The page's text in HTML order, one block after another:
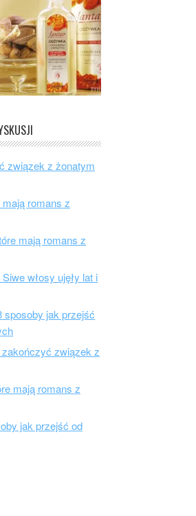
związek z żonatym
romans z
mają romans z
włosy ujęły lat i
sposoby jak przejść
zakończyć związek z
mają romans z
jak przejść od